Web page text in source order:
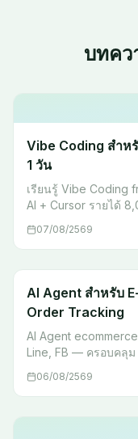
บทคว
Vibe Coding สำห
1 วัน
เรียนรู้ Vibe Coding
AI + Cursor รายได้
07/08/2569
AI Agent สำหรับ
Order Tracking
AI Agent
Line, FB — ครอบคลุ
06/08/2569